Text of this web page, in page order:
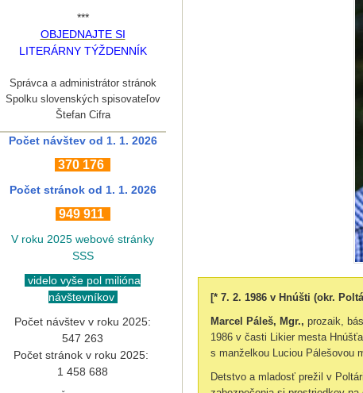
[* 7. 2. 1986 v Hnúšti (okr.
Marcel Páleš, Mgr., prozaik,
1986 v časti Likier mesta
s manželkou Luciou Pálešovou
Detstvo a mladosť prežil v
***
OBJEDNAJTE SI
LITERÁRNY TÝŽDENNÍK
Správca a administrátor stránok
Spolku slovenských spisovateľov
Štefan Cifra
Počet návštev od 1. 1. 2026
370 176
Počet stránok od 1. 1. 2026
949 911
V roku 2025 webové stránky
SSS
videlo vyše pol milióna
návštevníkov
Počet návštev v roku 2025:
547 263
Počet stránok v roku 2025:
1 458 688